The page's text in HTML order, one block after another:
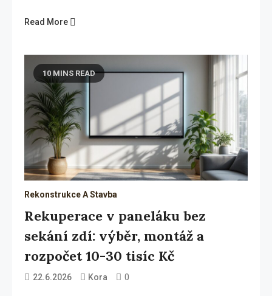
Read More
10 MINS READ
Rekonstrukce A Stavba
Rekuperace v paneláku bez
sekání zdí: výběr, montáž a
rozpočet 10-30 tisíc Kč
22.6.2026 Kora 0